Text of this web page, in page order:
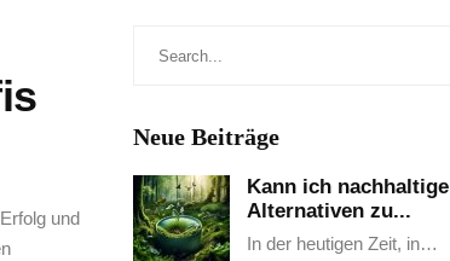
und
Neue Beiträge
Kann ich nachhaltige
Alternativen zu...
In der heutigen Zeit, in…